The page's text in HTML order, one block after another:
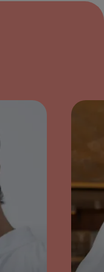
puise dans
fruits de la
toute sa
et
elle se traduit
mettant en
Cette
s’inscrit
et durable,
et